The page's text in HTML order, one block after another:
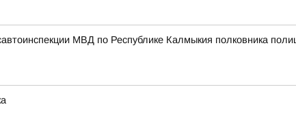
МВД по Республике Калмыкия полковника